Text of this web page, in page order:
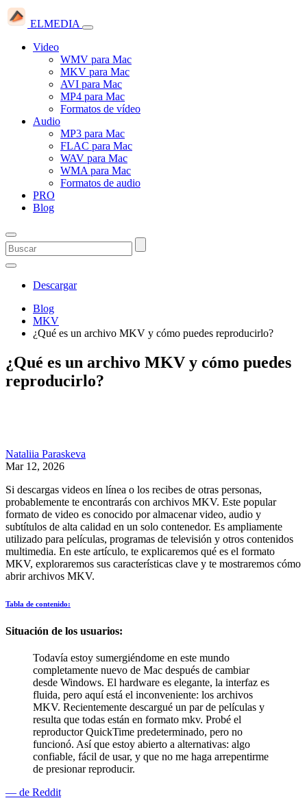
ELMEDIA
Video
WMV para Mac
MKV para Mac
AVI para Mac
MP4 para Mac
Formatos de vídeo
Audio
MP3 para Mac
FLAC para Mac
WAV para Mac
WMA para Mac
Formatos de audio
PRO
Blog
Descargar
Blog
MKV
¿Qué es un archivo MKV y cómo puedes reproducirlo?
¿Qué es un archivo MKV y cómo puedes
reproducirlo?
Nataliia Paraskeva
Mar 12, 2026
Si descargas videos en línea o los recibes de otras personas,
probablemente te encontrarás con archivos MKV. Este popular
formato de video es conocido por almacenar video, audio y
subtítulos de alta calidad en un solo contenedor. Es ampliamente
utilizado para películas, programas de televisión y otros contenidos
multimedia. En este artículo, te explicaremos qué es el formato
MKV, exploraremos sus características clave y te mostraremos cómo
abrir archivos MKV.
Tabla de contenido:
Situación de los usuarios:
Todavía estoy sumergiéndome en este mundo
completamente nuevo de Mac después de cambiar
desde Windows. El hardware es elegante, la interfaz es
fluida, pero aquí está el inconveniente: los archivos
MKV. Recientemente descargué un par de películas y
resulta que todas están en formato mkv. Probé el
reproductor QuickTime predeterminado, pero no
funcionó. Así que estoy abierto a alternativas: algo
confiable, fácil de usar, y que no me haga arrepentirme
de presionar reproducir.
— de Reddit